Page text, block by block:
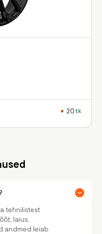
20 tk
tehnilistest
laius,
andmed leiab